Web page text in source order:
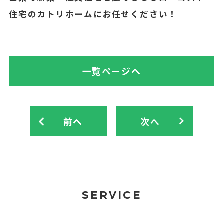
住宅のカトリホームにお任せください！
前へ
一覧ページへ
次へ
SERVICE